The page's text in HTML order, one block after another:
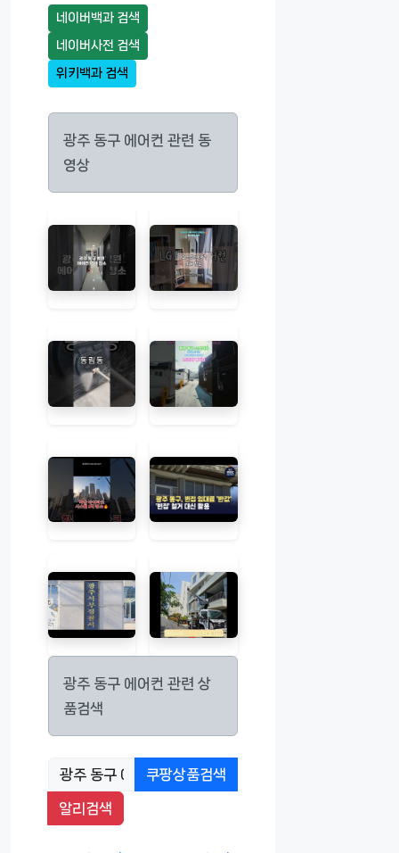
네이버백과 검색
네이버사전 검색
위키백과 검색
광주 동구 에어컨 관련 동
영상
광주 동구 에어컨 관련 상
품검색
쿠팡상품검색
알리검색